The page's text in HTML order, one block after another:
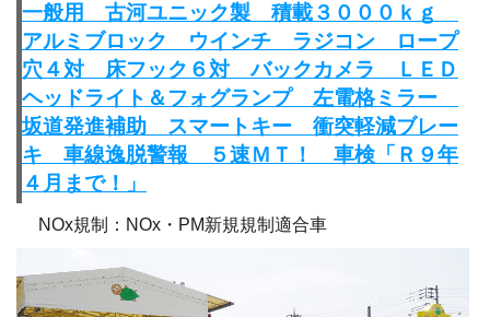
一般用 古河ユニック製 積載３０００ｋｇ
アルミブロック ウインチ ラジコン ロープ
穴４対 床フック６対 バックカメラ ＬＥＤ
ヘッドライト＆フォグランプ 左電格ミラー
坂道発進補助 スマートキー 衝突軽減ブレー
キ 車線逸脱警報 ５速ＭＴ！ 車検「Ｒ９年
４月まで！」
NOx規制：NOx・PM新規規制適合車